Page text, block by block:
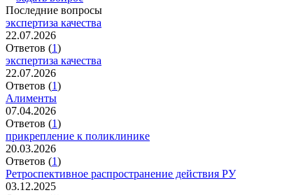
Последние вопросы
экспертиза качества
22.07.2026
Ответов (1)
экспертиза качества
22.07.2026
Ответов (1)
Алименты
07.04.2026
Ответов (1)
прикрепление к поликлинике
20.03.2026
Ответов (1)
Ретроспективное распространение действия РУ
03.12.2025